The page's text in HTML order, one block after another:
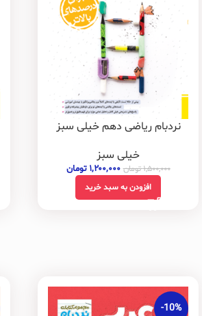
نردبام ریاضی دهم خیلی سبز
خیلی سبز
۱,۵۰۰,۰۰۰تومان ۱,۲۰۰,۰۰۰ تومان
افزودن به سبد خرید
-10%